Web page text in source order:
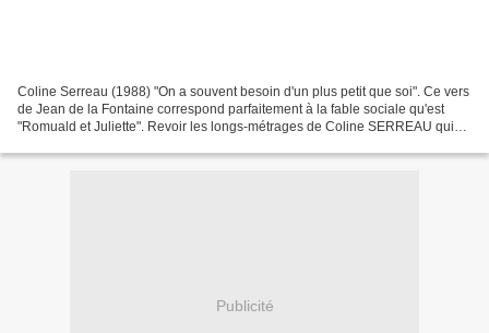
Coline Serreau (1988) "On a souvent besoin d'un plus petit que soi". Ce vers
de Jean de la Fontaine correspond parfaitement à la fable sociale qu'est
"Romuald et Juliette". Revoir les longs-métrages de Coline SERREAU qui
Publicité